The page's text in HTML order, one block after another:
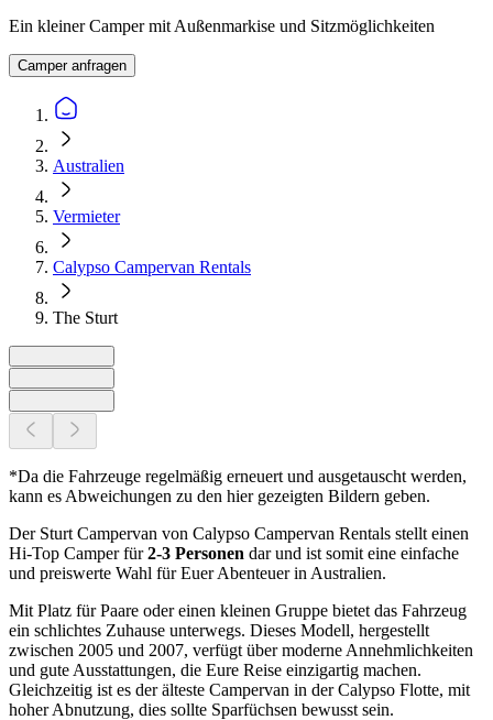
Ein kleiner Camper mit Außenmarkise und Sitzmöglichkeiten
Camper anfragen
Australien
Vermieter
Calypso Campervan Rentals
The Sturt
*Da die Fahrzeuge regelmäßig erneuert und ausgetauscht werden,
kann es Abweichungen zu den hier gezeigten Bildern geben.
Der Sturt Campervan von Calypso Campervan Rentals stellt einen
Hi-Top Camper für2-3 Personen dar und ist somit eine einfache
und preiswerte Wahl für Euer Abenteuer in Australien.
Mit Platz für Paare oder einen kleinen Gruppe bietet das Fahrzeug
ein schlichtes Zuhause unterwegs. Dieses Modell, hergestellt
zwischen 2005 und 2007, verfügt über moderne Annehmlichkeiten
und gute Ausstattungen, die Eure Reise einzigartig machen.
Gleichzeitig ist es der älteste Campervan in der Calypso Flotte, mit
hoher Abnutzung, dies sollte Sparfüchsen bewusst sein.